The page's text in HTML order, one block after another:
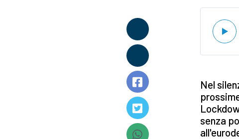
Nel
senza